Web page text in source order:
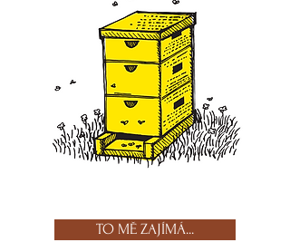
TO MĚ ZAJÍMÁ...